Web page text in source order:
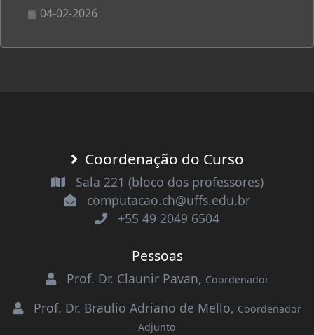
04-02-2026
Coordenação do Curso
Sala 221 (bloco dos professores)
computacao.ch@uffs.edu.br
+55 49 2049 6504
Pessoas
Prof. Dr. Claunir Pavan, Coordenador
Prof. Dr. Braulio Adriano de Mello, Coordenador
Adjunto